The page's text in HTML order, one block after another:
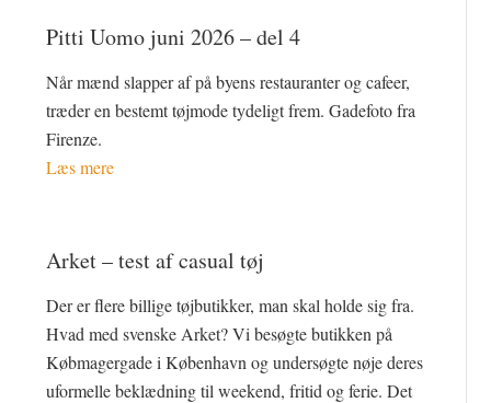
Pitti Uomo juni 2026 – del 4
Når mænd slapper af på byens restauranter og cafeer,
træder en bestemt tøjmode tydeligt frem. Gadefoto fra
Firenze.
Læs mere
Arket – test af casual tøj
Der er flere billige tøjbutikker, man skal holde sig fra.
Hvad med svenske Arket? Vi besøgte butikken på
Købmagergade i København og undersøgte nøje deres
uformelle beklædning til weekend, fritid og ferie. Det